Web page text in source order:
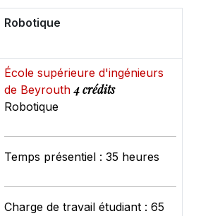
Robotique
École supérieure d'ingénieurs
de Beyrouth4 crédits
Robotique
Temps présentiel : 35 heures
Charge de travail étudiant : 65